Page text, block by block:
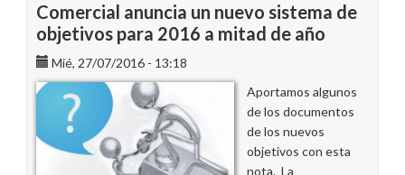
Comercial anuncia un nuevo sistema de
objetivos para 2016 a mitad de año
Mié, 27/07/2016 - 13:18
Aportamos algunos
de los documentos
de los nuevos
objetivos con esta
nota. La